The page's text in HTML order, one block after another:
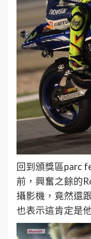
回到頒獎區parc
前，興奮之餘的
攝影機，竟然還
也表示這肯定是